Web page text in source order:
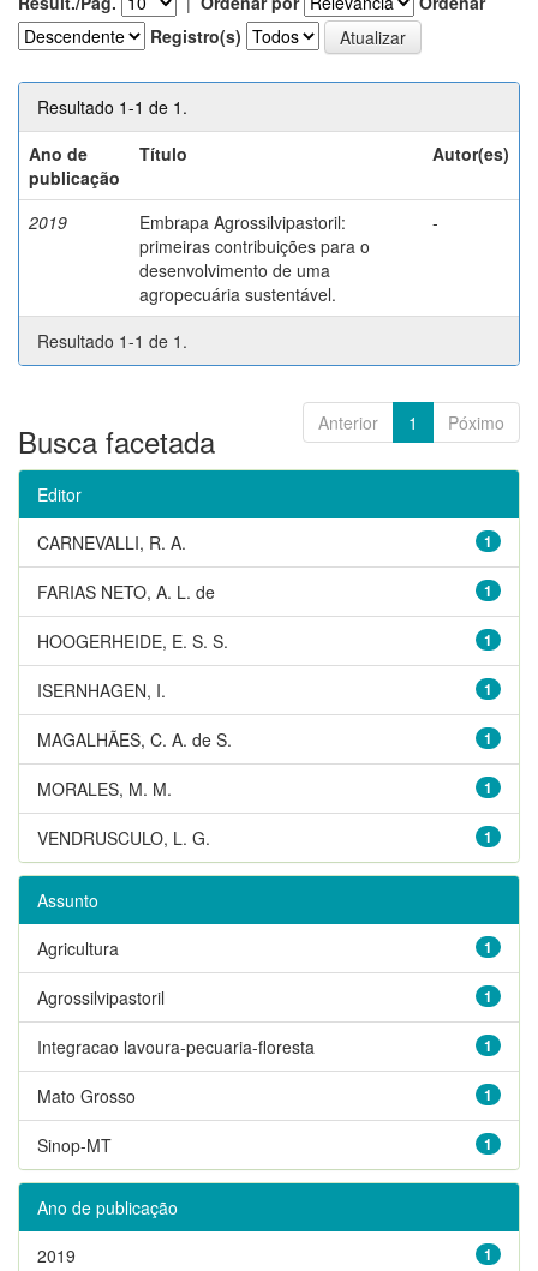
Registro(s)
Resultado 1-1 de 1.
Ano de
publicação
Título Autor(es)
2019
Embrapa Agrossilvipastoril:
primeiras contribuições para o
desenvolvimento de uma
agropecuária sustentável.
-
Resultado 1-1 de 1.
Anterior 1 Póximo
Busca facetada
Editor
1
CARNEVALLI, R. A.
1
FARIAS NETO, A. L. de
1
HOOGERHEIDE, E. S. S.
1
ISERNHAGEN, I.
1
MAGALHÃES, C. A. de S.
1
MORALES, M. M.
1
VENDRUSCULO, L. G.
Assunto
1
Agricultura
1
Agrossilvipastoril
1
Integracao lavoura-pecuaria-floresta
1
Mato Grosso
1
Sinop-MT
Ano de publicação
1
2019